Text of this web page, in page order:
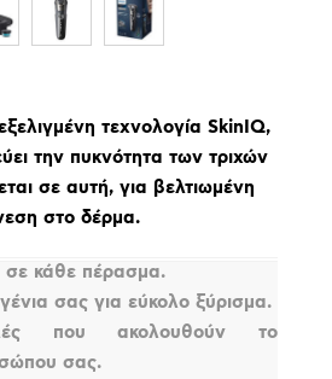
τεχνολογία SkinIQ,
την πυκνότητα των τριχών
σε αυτή, για βελτιωμένη
στο δέρμα.
κάθε πέρασμα.
σας για εύκολο ξύρισμα.
που ακολουθούν το
σας.